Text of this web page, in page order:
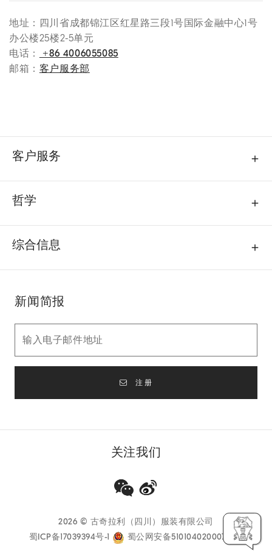
地址：四川省成都锦江区红星路三段1号国际金融中心1号
办公楼25楼2-5单元
电话：
+86 4006055085
邮箱： 客户服务部
客户服务
哲学
综合信息
新闻简报
注册
关注我们
2026 © 古奇拉利（四川）服装有限公司
蜀ICP备17039394号-1
蜀公网安备51010402000733号